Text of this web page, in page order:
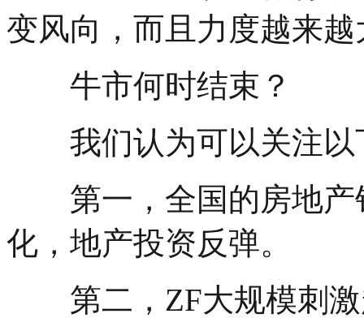
变风向，而且力度越来越
牛市何时结束？
我们认为可以关注以
第一，全国的房地产
化，地产投资反弹。
第二，ZF大规模刺激